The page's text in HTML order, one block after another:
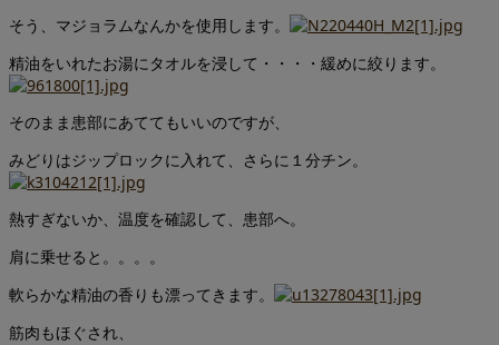
そう、マジョラムなんかを使用します。
精油をいれたお湯にタオルを浸して・・・・緩めに絞ります。
そのまま患部にあててもいいのですが、
みどりはジップロックに入れて、さらに１分チン。
熱すぎないか、温度を確認して、患部へ。
肩に乗せると。。。。
軟らかな精油の香りも漂ってきます。
筋肉もほぐされ、